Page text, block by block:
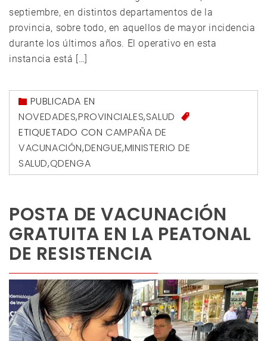
septiembre, en distintos departamentos de la
provincia, sobre todo, en aquellos de mayor incidencia
durante los últimos años. El operativo en esta
instancia está […]
PUBLICADA EN
NOVEDADES,PROVINCIALES,SALUD
ETIQUETADO CON CAMPAÑA DE
VACUNACIÓN,DENGUE,MINISTERIO DE
SALUD,QDENGA
POSTA DE VACUNACIÓN
GRATUITA EN LA PEATONAL
DE RESISTENCIA